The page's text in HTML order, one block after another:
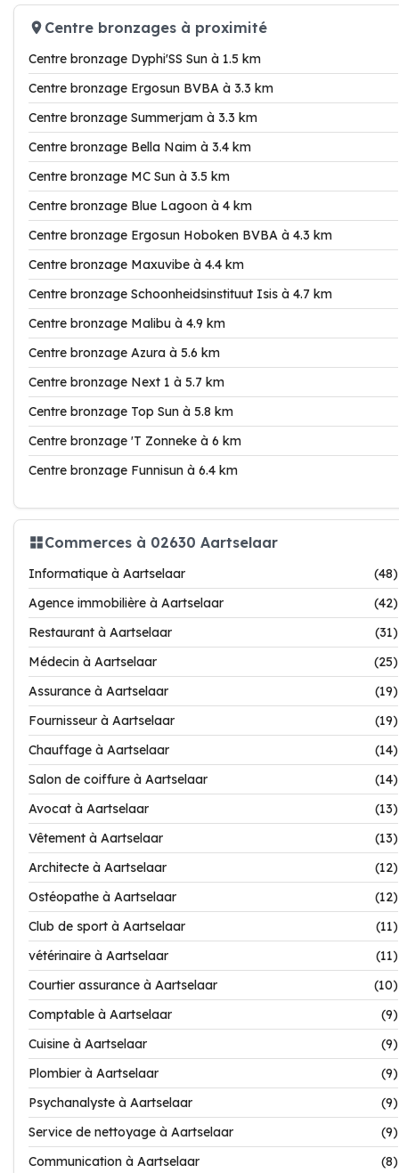
Centre bronzages à proximité
Centre bronzage Dyphi'SS Sun à 1.5 km
Centre bronzage Ergosun BVBA à 3.3 km
Centre bronzage Summerjam à 3.3 km
Centre bronzage Bella Naim à 3.4 km
Centre bronzage MC Sun à 3.5 km
Centre bronzage Blue Lagoon à 4 km
Centre bronzage Ergosun Hoboken BVBA à 4.3 km
Centre bronzage Maxuvibe à 4.4 km
Centre bronzage Schoonheidsinstituut Isis à 4.7 km
Centre bronzage Malibu à 4.9 km
Centre bronzage Azura à 5.6 km
Centre bronzage Next 1 à 5.7 km
Centre bronzage Top Sun à 5.8 km
Centre bronzage 'T Zonneke à 6 km
Centre bronzage Funnisun à 6.4 km
Commerces à 02630 Aartselaar
Informatique à Aartselaar
(48)
Agence immobilière à Aartselaar
(42)
Restaurant à Aartselaar
(31)
Médecin à Aartselaar
(25)
Assurance à Aartselaar
(19)
Fournisseur à Aartselaar
(19)
Chauffage à Aartselaar
(14)
Salon de coiffure à Aartselaar
(14)
Avocat à Aartselaar
(13)
Vêtement à Aartselaar
(13)
Architecte à Aartselaar
(12)
Ostéopathe à Aartselaar
(12)
Club de sport à Aartselaar
(11)
vétérinaire à Aartselaar
(11)
Courtier assurance à Aartselaar
(10)
Comptable à Aartselaar
(9)
Cuisine à Aartselaar
(9)
Plombier à Aartselaar
(9)
Psychanalyste à Aartselaar
(9)
Service de nettoyage à Aartselaar
(9)
Communication à Aartselaar
(8)